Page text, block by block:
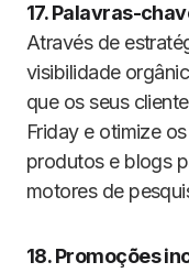
17. Palavras-
Através de
visibilidade
que os seus
Friday e otimize
produtos e blogs
motores de
18. Promoções